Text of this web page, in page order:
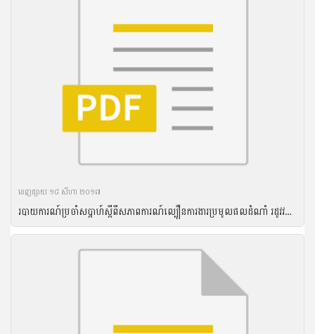
ចេញ​ផ្សាយ​ ១៨ សីហា ២០១៧
របាយការណ៍ប្រចាំសប្តាហ៍ស្តីពីសភាពការណ៍ល្បឿនការងារប្រមូលផលដំណាំ រដូវវស្សា ឆ្នាំ២០១៦ និងល្បឿនការងារបង្កបង្កើនផលដំណាំរដូវប្រាំងឆ្នាំ ២០១៦